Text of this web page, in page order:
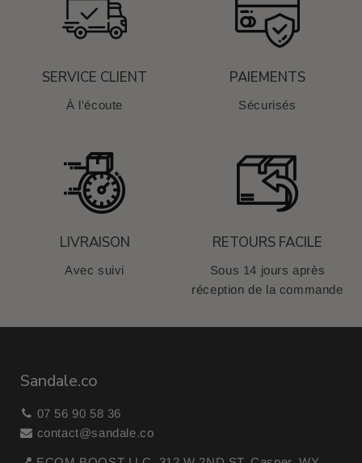
SERVICE CLIENT
À l'écoute
PAIEMENTS
Sécurisés
LIVRAISON
Avec suivi
RETOURS FACILE
Sous 14 jours après
réception de la commande
Sandale.co
07 56 90 58 36
contact@sandale.co